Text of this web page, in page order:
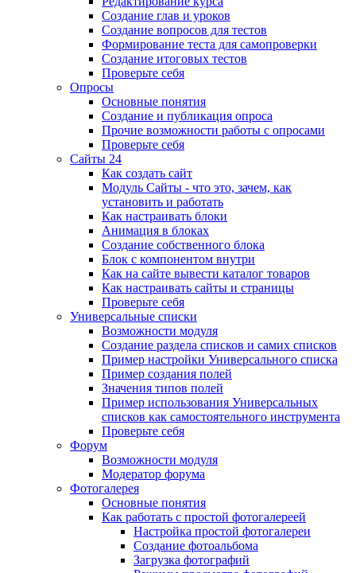
Создание глав и уроков
Создание вопросов для тестов
Формирование теста для самопроверки
Создание итоговых тестов
Проверьте себя
Опросы
Основные понятия
Создание и публикация опроса
Прочие возможности работы с опросами
Проверьте себя
Сайты 24
Как создать сайт
Модуль Сайты - что это, зачем, как
установить и работать
Как настраивать блоки
Анимация в блоках
Создание собственного блока
Блок с компонентом внутри
Как на сайте вывести каталог товаров
Как настраивать сайты и страницы
Проверьте себя
Универсальные списки
Возможности модуля
Создание раздела списков и самих списков
Пример настройки Универсального списка
Пример создания полей
Значения типов полей
Пример использования Универсальных
списков как самостоятельного инструмента
Проверьте себя
Форум
Возможности модуля
Модератор форума
Фотогалерея
Основные понятия
Как работать с простой фотогалереей
Настройка простой фотогалереи
Создание фотоальбома
Загрузка фотографий